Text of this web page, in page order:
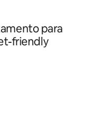
para
friendly